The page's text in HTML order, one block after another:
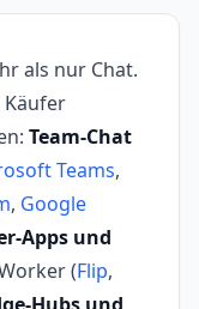
als nur Chat.
Team-Chat
Teams,
, Google
Apps und
(Flip,